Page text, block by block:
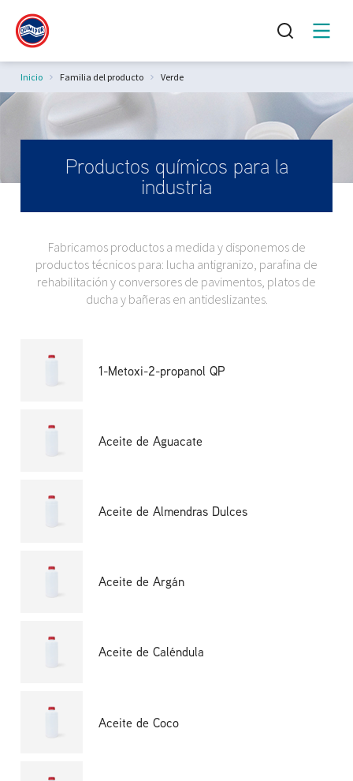
Estás aquí:
Inicio Familia del producto Verde
Productos químicos para la
industria
Fabricamos productos a medida y disponemos de
productos técnicos para: lucha antigranizo, parafina de
rehabilitación y conversores de pavimentos, platos de
ducha y bañeras en antideslizantes.
1-Metoxi-2-propanol QP
Aceite de Aguacate
Aceite de Almendras Dulces
Aceite de Argán
Aceite de Caléndula
Aceite de Coco